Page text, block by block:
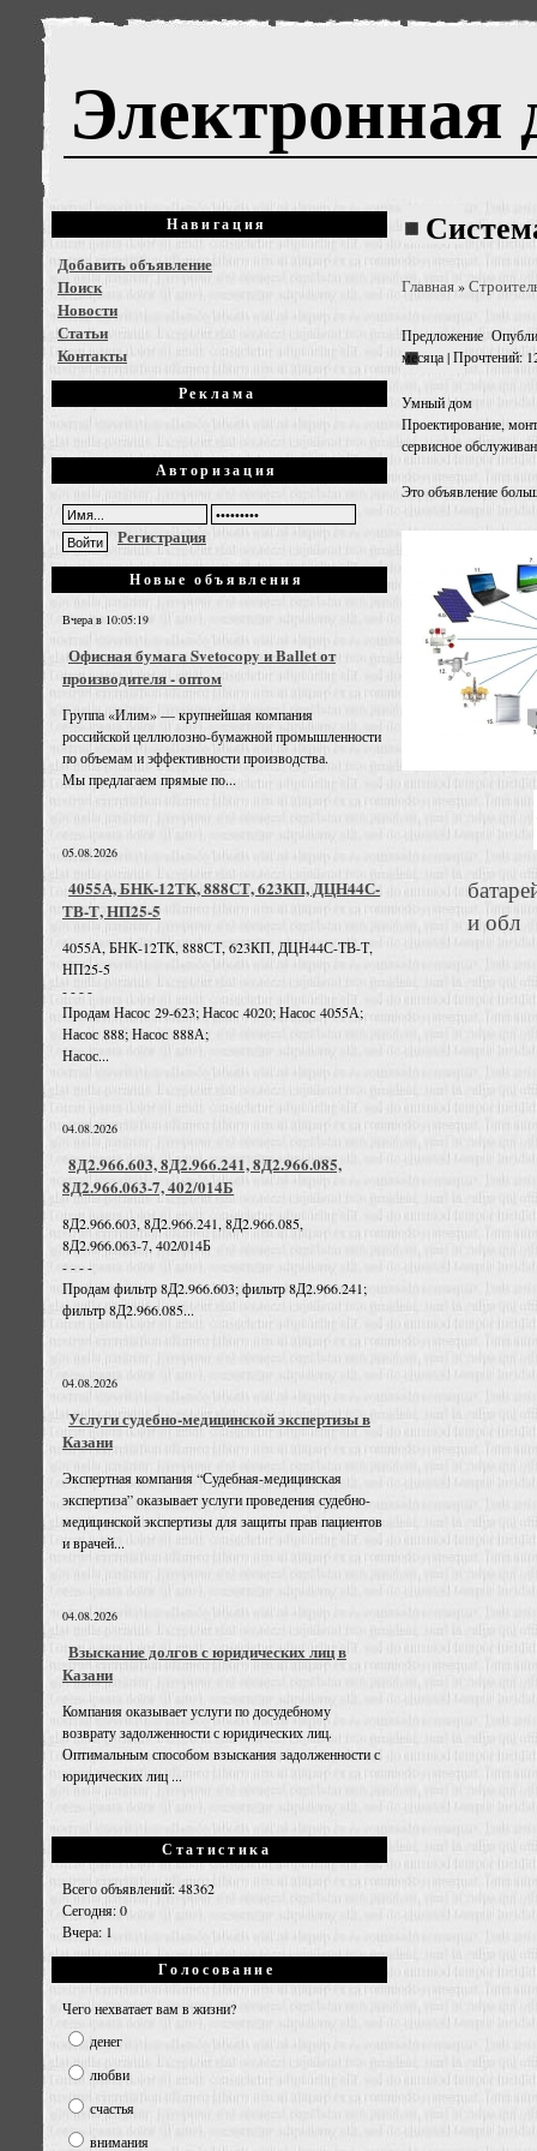
Электронная
Навигация
Добавить объявление
Поиск
Новости
Статьи
Контакты
Реклама
Авторизация
Регистрация
Новые объявления
Вчера в 10:05:19
Офисная бумага Svetocopy и Ballet от
производителя - оптом
Группа «Илим» — крупнейшая компания
российской целлюлозно-бумажной промышленности
по объемам и эффективности производства.
Мы предлагаем прямые по...
05.08.2026
4055А, БНК-12ТК, 888СТ, 623КП, ДЦН44С-
ТВ-Т, НП25-5
4055А, БНК-12ТК, 888СТ, 623КП, ДЦН44С-ТВ-Т,
НП25-5
- - - -
Продам Насос 29-623; Насос 4020; Насос 4055А;
Насос 888; Насос 888А;
Насос...
04.08.2026
8Д2.966.603, 8Д2.966.241, 8Д2.966.085,
8Д2.966.063-7, 402/014Б
8Д2.966.603, 8Д2.966.241, 8Д2.966.085,
8Д2.966.063-7, 402/014Б
- - - -
Продам фильтр 8Д2.966.603; фильтр 8Д2.966.241;
фильтр 8Д2.966.085...
04.08.2026
Услуги судебно-медицинской экспертизы в
Казани
Экспертная компания “Судебная-медицинская
экспертиза” оказывает услуги проведения судебно-
медицинской экспертизы для защиты прав пациентов
и врачей...
04.08.2026
Взыскание долгов с юридических лиц в
Казани
Компания оказывает услуги по досудебному
возврату задолженности с юридических лиц.
Оптимальным способом взыскания задолженности с
юридических лиц ...
Статистика
Всего объявлений: 48362
Сегодня: 0
Вчера: 1
Голосование
Чего нехватает вам в жизни?
денег
любви
счастья
внимания
Главная»
Предложение
месяца | Прочтений:
Умный дом
Проектирование,
сервисное
Это объявление
и обл